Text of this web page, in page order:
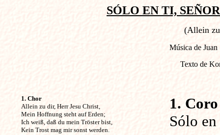
SÓLO EN TI,
(Allein
Música de
Texto de
1. Chor
Allein zu dir, Herr Jesu Christ,
Mein Hoffnung steht auf Erden;
Ich weiß, daß du mein Tröster bist,
Kein Trost mag mir sonst werden.
1. Coro
Sólo